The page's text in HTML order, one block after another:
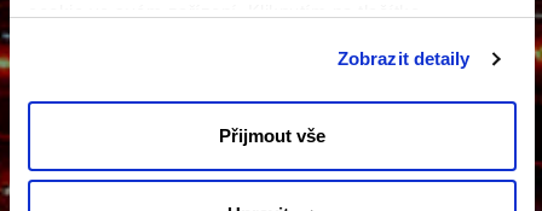
Zobrazit detaily
Přijmout vše